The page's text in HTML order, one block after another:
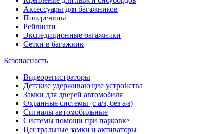
Аксессуары для багажников
Поперечины
Рейлинги
Экспедиционные багажники
Сетки в багажник
Безопасность
Видеорегистраторы
Детские удерживающие устройства
Замки для дверей автомобиля
Охранные системы (с а/з, без а/з)
Сигналы автомобильные
Системы помощи при парковке
Центральные замки и активаторы